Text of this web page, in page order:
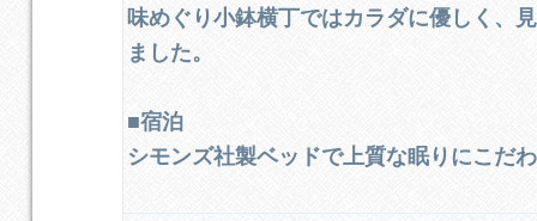
味めぐり小鉢横丁ではカラダに優しく、
ました。
■宿泊
シモンズ社製ベッドで上質な眠りにこだ